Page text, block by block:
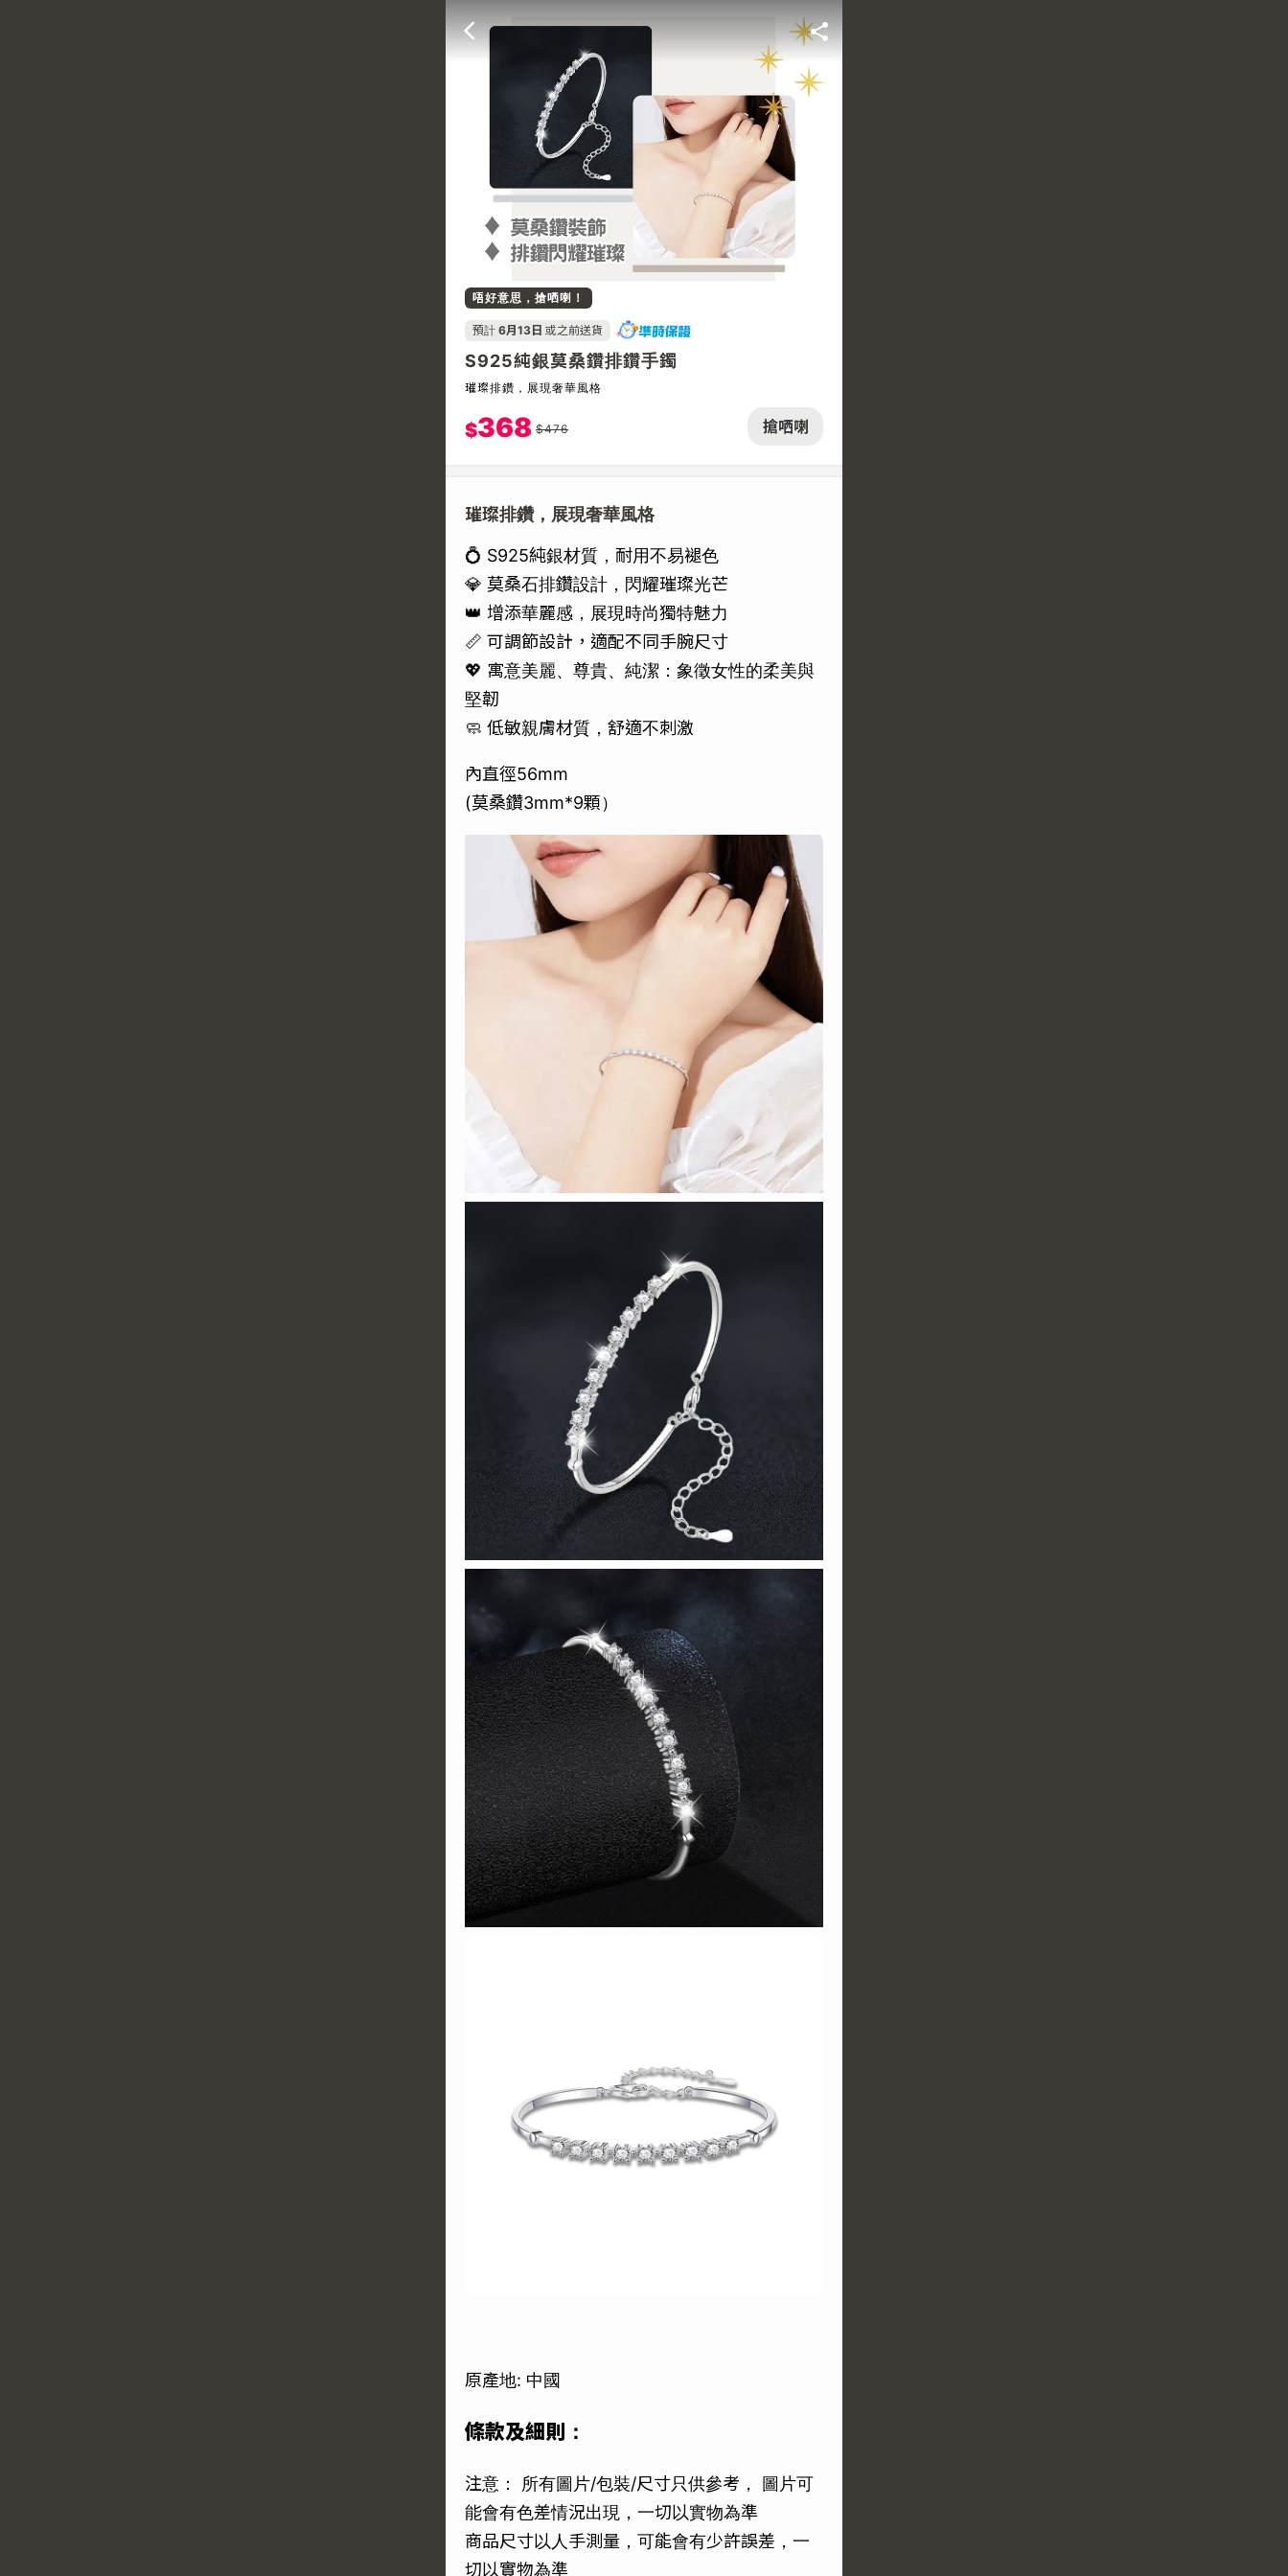
搶哂喇
唔好意思，搶哂喇！
預計 6月13日 或之前送貨
S925純銀莫桑鑽排鑽手鐲
璀璨排鑽，展現奢華風格
$368 $476
璀璨排鑽，展現奢華風格
💍 S925純銀材質，耐用不易褪色
💎 莫桑石排鑽設計，閃耀璀璨光芒
👑 增添華麗感，展現時尚獨特魅力
📏 可調節設計，適配不同手腕尺寸
💖 寓意美麗、尊貴、純潔：象徵女性的柔美與
堅韌
🧼 低敏親膚材質，舒適不刺激
內直徑56mm
(莫桑鑽3mm*9顆）
原產地: 中國
條款及細則：
注意： 所有圖片/包裝/尺寸只供參考， 圖片可
能會有色差情況出現，一切以實物為準
商品尺寸以人手測量，可能會有少許誤差，一
切以實物為準